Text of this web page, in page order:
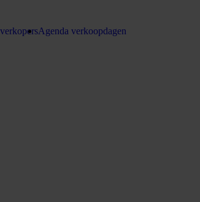
Agenda verkoopdagen